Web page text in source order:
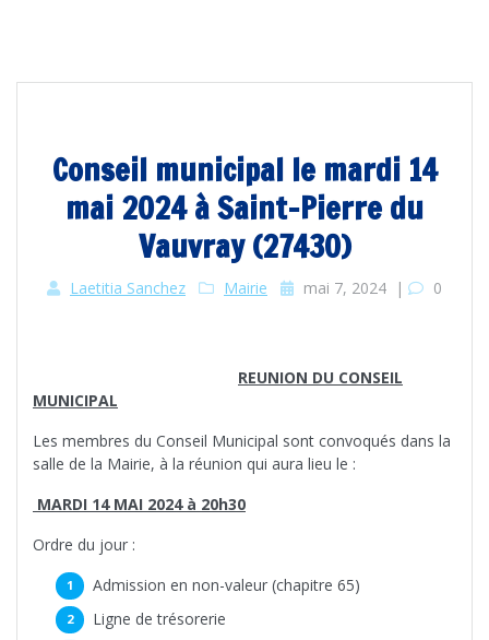
Conseil municipal le mardi 14
mai 2024 à Saint-Pierre du
Vauvray (27430)
Laetitia Sanchez Mairie mai 7, 2024 | 0
REUNION DU CONSEIL
MUNICIPAL
Les membres du Conseil Municipal sont convoqués dans la
salle de la Mairie, à la réunion qui aura lieu le :
MARDI 14 MAI 2024 à 20h30
Ordre du jour :
Admission en non-valeur (chapitre 65)
Ligne de trésorerie